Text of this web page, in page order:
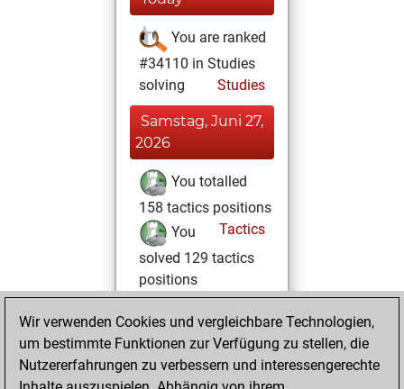
You are ranked
#34110 in Studies
solving
Studies
Samstag, Juni 27,
2026
You totalled
158 tactics positions
Tactics
You
solved 129 tactics
positions
an Elo of 2247 in
tactics positions
Wir verwenden Cookies und vergleichbare Technologien,
um bestimmte Funktionen zur Verfügung zu stellen, die
Nutzererfahrungen zu verbessern und interessengerechte